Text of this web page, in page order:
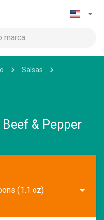
Salsas
& Pepper
(1.1 oz)